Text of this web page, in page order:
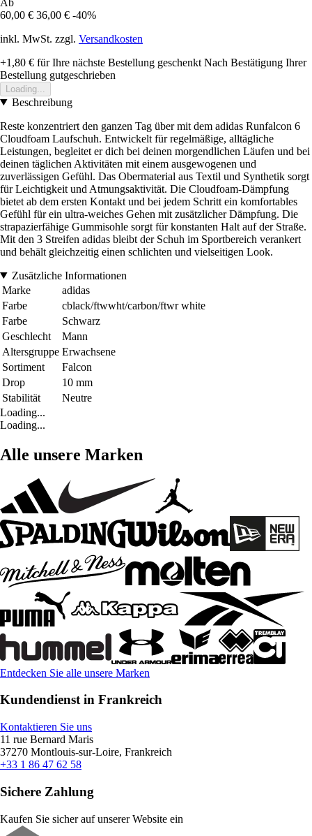
60,00 € 36,00 € -40%
inkl. MwSt. zzgl. Versandkosten
+1,80 € für Ihre nächste Bestellung geschenkt Nach Bestätigung Ihrer
Bestellung gutgeschrieben
Loading...
Beschreibung
Reste konzentriert den ganzen Tag über mit dem adidas Runfalcon 6
Cloudfoam Laufschuh. Entwickelt für regelmäßige, alltägliche
Leistungen, begleitet er dich bei deinen morgendlichen Läufen und bei
deinen täglichen Aktivitäten mit einem ausgewogenen und
zuverlässigen Gefühl. Das Obermaterial aus Textil und Synthetik sorgt
für Leichtigkeit und Atmungsaktivität. Die Cloudfoam-Dämpfung
bietet ab dem ersten Kontakt und bei jedem Schritt ein komfortables
Gefühl für ein ultra-weiches Gehen mit zusätzlicher Dämpfung. Die
strapazierfähige Gummisohle sorgt für konstanten Halt auf der Straße.
Mit den 3 Streifen adidas bleibt der Schuh im Sportbereich verankert
und behält gleichzeitig einen schlichten und vielseitigen Look.
Zusätzliche Informationen
Marke
adidas
Farbe
cblack/ftwwht/carbon/ftwr white
Farbe
Schwarz
Geschlecht
Mann
Altersgruppe Erwachsene
Sortiment
Falcon
Drop
10 mm
Stabilität
Neutre
Loading...
Loading...
Alle unsere Marken
Entdecken Sie alle unsere Marken
Kundendienst in Frankreich
Kontaktieren Sie uns
11 rue Bernard Maris
37270 Montlouis-sur-Loire, Frankreich
+33 1 86 47 62 58
Sichere Zahlung
Kaufen Sie sicher auf unserer Website ein